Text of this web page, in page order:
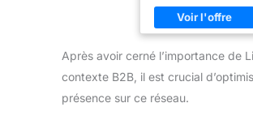
Après avoir cerné l’importance de
contexte B2B, il est crucial
présence sur ce réseau.